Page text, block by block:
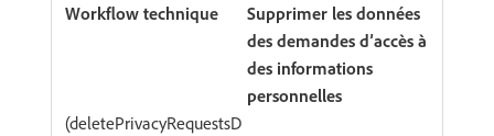
Supprimer les données
des demandes d’accès à
des informations
personnelles
(deletePrivacyRequestsD